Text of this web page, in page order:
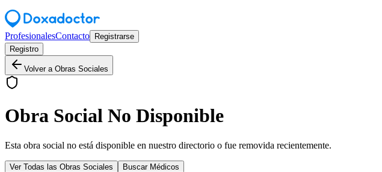
ProfesionalesContacto
Registrarse
Registro
Volver a Obras Sociales
Obra Social No Disponible
Esta obra social no está disponible en nuestro directorio o fue removida recientemente.
Ver Todas las Obras Sociales Buscar Médicos